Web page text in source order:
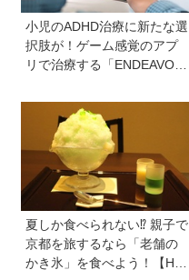
小児のADHD治療に新たな選
択肢が！ゲーム感覚のアプ
リで治療する「ENDEAVOR
ド）」とは？
夏しか食べられない⁉︎ 親子で
京都を旅するなら「老舗の
かき氷」を食べよう！【Hu